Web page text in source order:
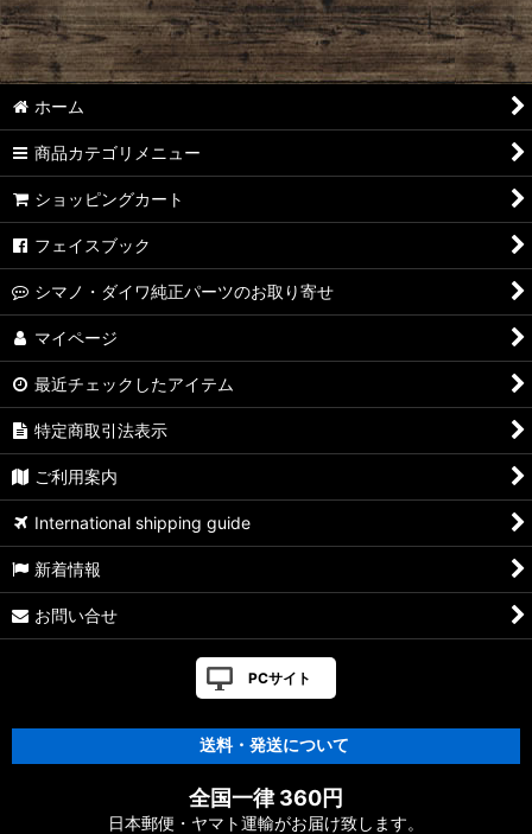
ホーム
商品カテゴリメニュー
ショッピングカート
フェイスブック
シマノ・ダイワ純正パーツのお取り寄せ
マイページ
最近チェックしたアイテム
特定商取引法表示
ご利用案内
International shipping guide
新着情報
お問い合せ
PCサイト
送料・発送について
全国一律 360円
日本郵便・ヤマト運輸がお届け致します。